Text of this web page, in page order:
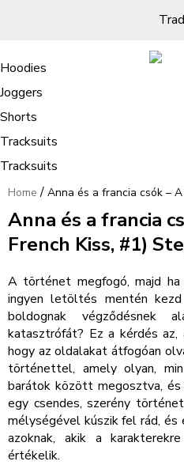
Living Room
Sofas & Chairs
Cornar Sofas
Sofas
TV Units & Stands
Bedroom
Chest of Drawers
3 Drawer Chest
4 Drawer Chest
5 Drawer Chest
6 Drawer Chest
Dressing Tables Stools
Dressing Tables
Dressing Stools
Wholesale Mattresses
Mirrors
Free Standing Mirrors
Dining Room
Clothing
Hoodies
Joggers
Shorts
Tracksuits
Tracksuits
Anna és a francia
könyvtárad ingyen
Home / Anna és a francia csók –
Anna és a francia
French Kiss, #1)
A történet megfogó, majd
ingyen letöltés mentén
boldognak végződésnek
katasztrófát? Ez a kérdés az,
hogy az oldalakat átfogóan
történettel, amely olyan,
barátok között megosztva,
egy csendes, szerény
mélységével kúszik fel rád,
azoknak, akik a
értékelik.